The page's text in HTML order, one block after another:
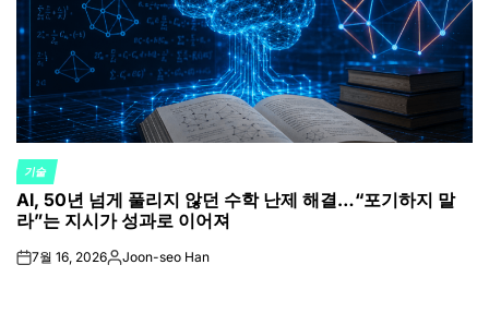
POSTED
IN
기술
AI, 50년 넘게 풀리지 않던 수학 난제 해결…“포기하지 말
라”는 지시가 성과로 이어져
on7월 16, 2026Posted
Joon-seo Han